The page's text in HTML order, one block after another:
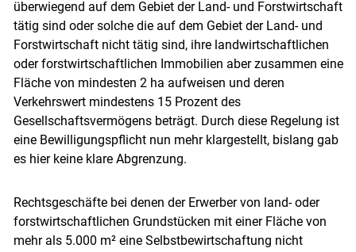
Skip to main content
überwiegend auf dem Gebiet der Land- und Forstwirtschaft
tätig sind oder solche die auf dem Gebiet der Land- und
Forstwirtschaft nicht tätig sind, ihre landwirtschaftlichen
oder forstwirtschaftlichen Immobilien aber zusammen eine
Fläche von mindesten 2 ha aufweisen und deren
Verkehrswert mindestens 15 Prozent des
Gesellschaftsvermögens beträgt. Durch diese Regelung ist
eine Bewilligungspflicht nun mehr klargestellt, bislang gab
es hier keine klare Abgrenzung.
Rechtsgeschäfte bei denen der Erwerber von land- oder
forstwirtschaftlichen Grundstücken mit einer Fläche von
mehr als 5.000 m² eine Selbstbewirtschaftung nicht